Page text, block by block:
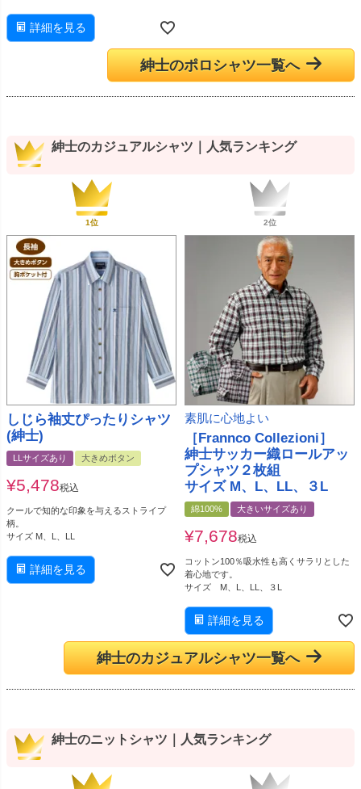
詳細を見る
紳士のポロシャツ一覧へ
紳士のカジュアルシャツ｜人気ランキング
しじら袖丈ぴったりシャツ
(紳士)
LLサイズあり 大きめボタン
¥5,478税込
クールで知的な印象を与えるストライプ
柄。
サイズ M、L、LL
詳細を見る
素肌に心地よい
［Frannco Collezioni］
紳士サッカー織ロールアッ
プシャツ２枚組
サイズ M、L、LL、３L
綿100% 大きいサイズあり
¥7,678税込
コットン100％吸水性も高くサラリとした
着心地です。
サイズ M、L、LL、３L
詳細を見る
紳士のカジュアルシャツ一覧へ
紳士のニットシャツ｜人気ランキング